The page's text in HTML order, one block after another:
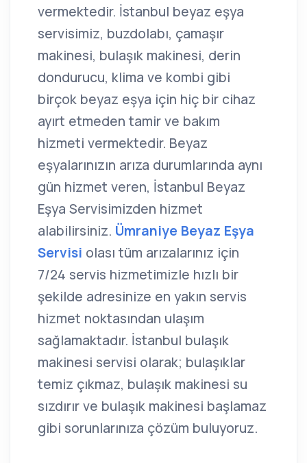
vermektedir. İstanbul beyaz eşya
servisimiz, buzdolabı, çamaşır
makinesi, bulaşık makinesi, derin
dondurucu, klima ve kombi gibi
birçok beyaz eşya için hiç bir cihaz
ayırt etmeden tamir ve bakım
hizmeti vermektedir. Beyaz
eşyalarınızın arıza durumlarında aynı
gün hizmet veren, İstanbul Beyaz
Eşya Servisimizden hizmet
alabilirsiniz. Ümraniye Beyaz Eşya
Servisi olası tüm arızalarınız için
7/24 servis hizmetimizle hızlı bir
şekilde adresinize en yakın servis
hizmet noktasından ulaşım
sağlamaktadır. İstanbul bulaşık
makinesi servisi olarak; bulaşıklar
temiz çıkmaz, bulaşık makinesi su
sızdırır ve bulaşık makinesi başlamaz
gibi sorunlarınıza çözüm buluyoruz.